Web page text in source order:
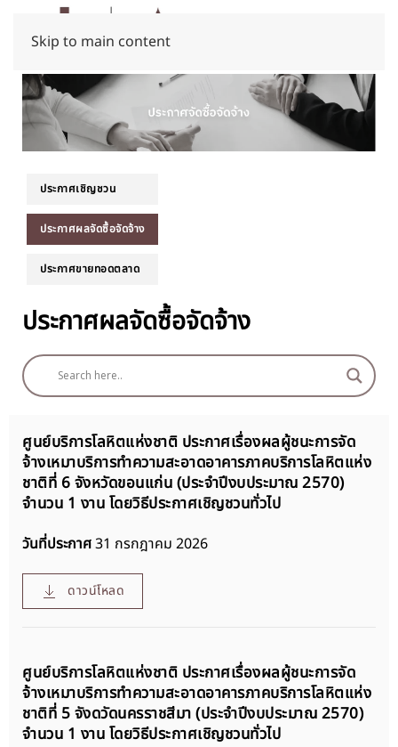
Skip to main content
ประกาศเชิญชวน
ประกาศผลจัดซื้อจัดจ้าง
ประกาศขายทอดตลาด
ประกาศผลจัดซื้อจัดจ้าง
ศูนย์บริการโลหิตแห่งชาติ ประกาศเรื่องผลผู้ชนะการจัด
จ้างเหมาบริการทำความสะอาดอาคารภาคบริการโลหิตแห่ง
ชาติที่ 6 จังหวัดขอนแก่น (ประจำปีงบประมาณ 2570)
จำนวน 1 งาน โดยวิธีประกาศเชิญชวนทั่วไป
วันที่ประกาศ31 กรกฎาคม 2026
ดาวน์โหลด
ศูนย์บริการโลหิตแห่งชาติ ประกาศเรื่องผลผู้ชนะการจัด
จ้างเหมาบริการทำความสะอาดอาคารภาคบริการโลหิตแห่ง
ชาติที่ 5 จังดวัดนครราชสีมา (ประจำปีงบประมาณ 2570)
จำนวน 1 งาน โดยวิธีประกาศเชิญชวนทั่วไป